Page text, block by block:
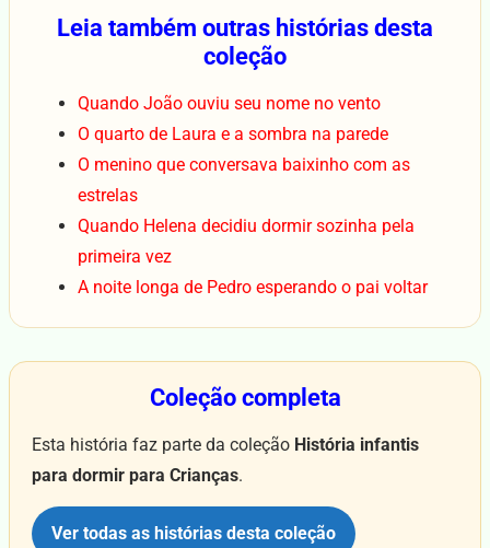
Leia também outras histórias desta
coleção
Quando João ouviu seu nome no vento
O quarto de Laura e a sombra na parede
O menino que conversava baixinho com as
estrelas
Quando Helena decidiu dormir sozinha pela
primeira vez
A noite longa de Pedro esperando o pai voltar
Coleção completa
Esta história faz parte da coleção História infantis
para dormir para Crianças.
Ver todas as histórias desta coleção